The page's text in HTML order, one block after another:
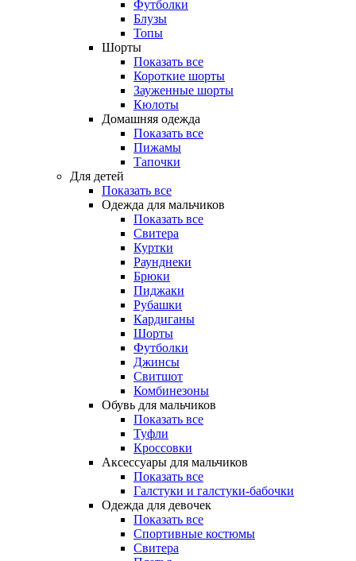
Футболки
Блузы
Топы
Шорты
Показать все
Короткие шорты
Зауженные шорты
Кюлоты
Домашняя одежда
Показать все
Пижамы
Тапочки
Для детей
Показать все
Одежда для мальчиков
Показать все
Свитера
Куртки
Раунднеки
Брюки
Пиджаки
Рубашки
Кардиганы
Шорты
Футболки
Джинсы
Свитшот
Комбинезоны
Обувь для мальчиков
Показать все
Туфли
Кроссовки
Аксессуары для мальчиков
Показать все
Галстуки и галстуки-бабочки
Одежда для девочек
Показать все
Спортивные костюмы
Свитера